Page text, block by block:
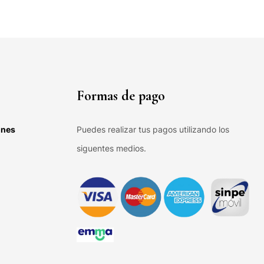
Formas de pago
Puedes realizar tus pagos utilizando los
siguentes medios.